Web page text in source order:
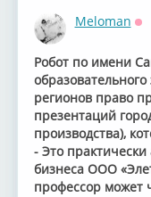
Meloman
Робот по имени
регионов право
презентаций
производства),
- Это
бизнеса ООО
профессор может